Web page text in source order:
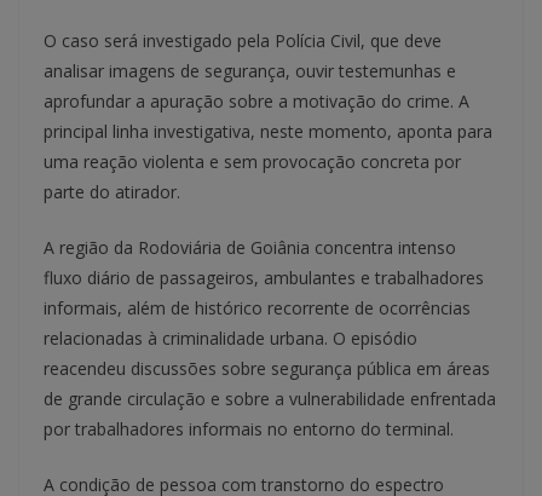
O caso será investigado pela Polícia Civil, que deve
analisar imagens de segurança, ouvir testemunhas e
aprofundar a apuração sobre a motivação do crime. A
principal linha investigativa, neste momento, aponta para
uma reação violenta e sem provocação concreta por
parte do atirador.
A região da Rodoviária de Goiânia concentra intenso
fluxo diário de passageiros, ambulantes e trabalhadores
informais, além de histórico recorrente de ocorrências
relacionadas à criminalidade urbana. O episódio
reacendeu discussões sobre segurança pública em áreas
de grande circulação e sobre a vulnerabilidade enfrentada
por trabalhadores informais no entorno do terminal.
A condição de pessoa com transtorno do espectro